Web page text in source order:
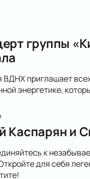
группы
ВДНХ приглашает
энергетике,
Каспарян и
к
для себя